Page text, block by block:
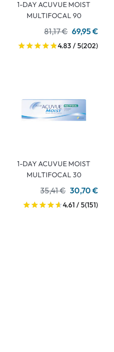
1-DAY ACUVUE MOIST
MULTIFOCAL 90
81,17 € 69,95 €
4.83 / 5(202)
1-DAY ACUVUE MOIST
MULTIFOCAL 30
35,41 € 30,70 €
4.61 / 5(151)